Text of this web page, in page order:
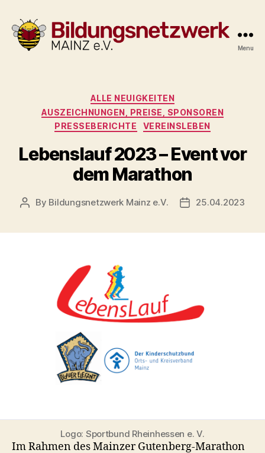
Menu
Categories
ALLE NEUIGKEITEN
AUSZEICHNUNGEN, PREISE, SPONSOREN
PRESSEBERICHTE
VEREINSLEBEN
Lebenslauf 2023 – Event vor
dem Marathon
Post
By Bildungsnetzwerk Mainz e.V.
Post25.04.2023
Logo: Sportbund Rheinhessen e. V.
Im Rahmen des Mainzer Gutenberg-Marathon